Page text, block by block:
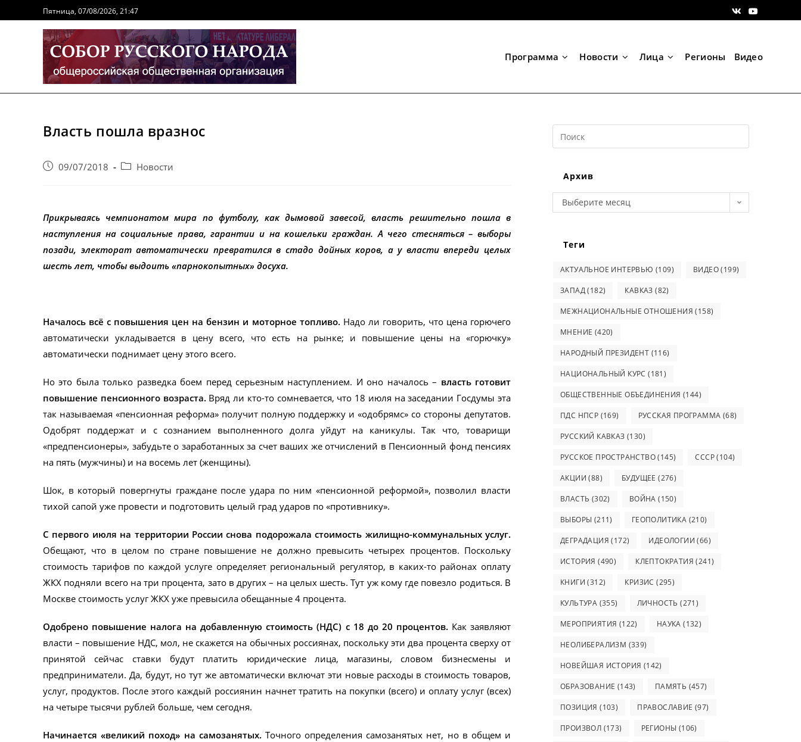
к
содержимому
Пятница, 07/08/2026, 21:47
Программа Новости Лица Регионы Видео
Власть пошла вразнос
Запись09/07/2018
Post Новости
Прикрываясь чемпионатом мира по футболу, как дымовой завесой, власть решительно пошла в
наступления на социальные права, гарантии и на кошельки граждан. А чего стесняться – выборы
позади, электорат автоматически превратился в стадо дойных коров, а у власти впереди целых
шесть лет, чтобы выдоить «парнокопытных» досуха.
Началось всё с повышения цен на бензин и моторное топливо. Надо ли говорить, что цена горючего
автоматически укладывается в цену всего, что есть на рынке; и повышение цены на «горючку»
автоматически поднимает цену этого всего.
Но это была только разведка боем перед серьезным наступлением. И оно началось – власть готовит
повышение пенсионного возраста. Вряд ли кто-то сомневается, что 18 июля на заседании Госдумы эта
так называемая «пенсионная реформа» получит полную поддержку и «одобрямс» со стороны депутатов.
Одобрят поддержат и с сознанием выполненного долга уйдут на каникулы. Так что, товарищи
«предпенсионеры», забудьте о заработанных за счет ваших же отчислений в Пенсионный фонд пенсиях
на пять (мужчины) и на восемь лет (женщины).
Шок, в который повергнуты граждане после удара по ним «пенсионной реформой», позволил власти
тихой сапой уже провести и подготовить целый град ударов по «противнику».
С первого июля на территории России снова подорожала стоимость жилищно-коммунальных услуг.
Обещают, что в целом по стране повышение не должно превысить четырех процентов. Поскольку
стоимость тарифов по каждой услуге определяет региональный регулятор, в каких-то районах оплату
ЖКХ подняли всего на три процента, зато в других – на целых шесть. Тут уж кому где повезло родиться. В
Москве стоимость услуг ЖКХ уже превысила обещанные 4 процента.
Одобрено повышение налога на добавленную стоимость (НДС) с 18 до 20 процентов. Как заявляют
власти – повышение НДС, мол, не скажется на обычных россиянах, поскольку эти два процента сверху от
принятой сейчас ставки будут платить юридические лица, магазины, словом бизнесмены и
предприниматели. Да, будут, но тут же автоматически включат эти новые расходы в стоимость товаров,
услуг, продуктов. После этого каждый россиянин начнет тратить на покупки (всего) и оплату услуг (всех)
на четыре тысячи рублей больше, чем сегодня.
Начинается «великий поход» на самозанятых. Точного определения самозанятых нет, но в общем и
Search
this
Архив
Архив
Выберите месяц
Теги
АКТУАЛЬНОЕ ИНТЕРВЬЮ (109) ВИДЕО(199)
ЗАПАД(182) КАВКАЗ (82)
МЕЖНАЦИОНАЛЬНЫЕ ОТНОШЕНИЯ (158)
МНЕНИЕ (420)
НАРОДНЫЙ ПРЕЗИДЕНТ (116)
НАЦИОНАЛЬНЫЙ КУРС (181)
ОБЩЕСТВЕННЫЕ ОБЪЕДИНЕНИЯ (144)
ПДС НПСР (169) РУССКАЯ ПРОГРАММА (68)
РУССКИЙ КАВКАЗ (130)
РУССКОЕ ПРОСТРАНСТВО(145) СССР(104)
АКЦИИ (88) БУДУЩЕЕ (276)
ВЛАСТЬ (302) ВОЙНА (150)
ВЫБОРЫ (211) ГЕОПОЛИТИКА (210)
ДЕГРАДАЦИЯ (172) ИДЕОЛОГИИ (66)
ИСТОРИЯ (490) КЛЕПТОКРАТИЯ (241)
КНИГИ (312) КРИЗИС (295)
КУЛЬТУРА (355) ЛИЧНОСТЬ (271)
МЕРОПРИЯТИЯ (122) НАУКА (132)
НЕОЛИБЕРАЛИЗМ (339)
НОВЕЙШАЯ ИСТОРИЯ (142)
ОБРАЗОВАНИЕ (143) ПАМЯТЬ (457)
ПОЗИЦИЯ (103) ПРАВОСЛАВИЕ (97)
ПРОИЗВОЛ (173) РЕГИОНЫ (106)